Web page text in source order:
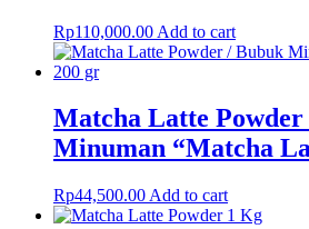
Rp110,000.00 Add to cart
Matcha Latte
Minuman “Matcha
Rp44,500.00 Add to cart